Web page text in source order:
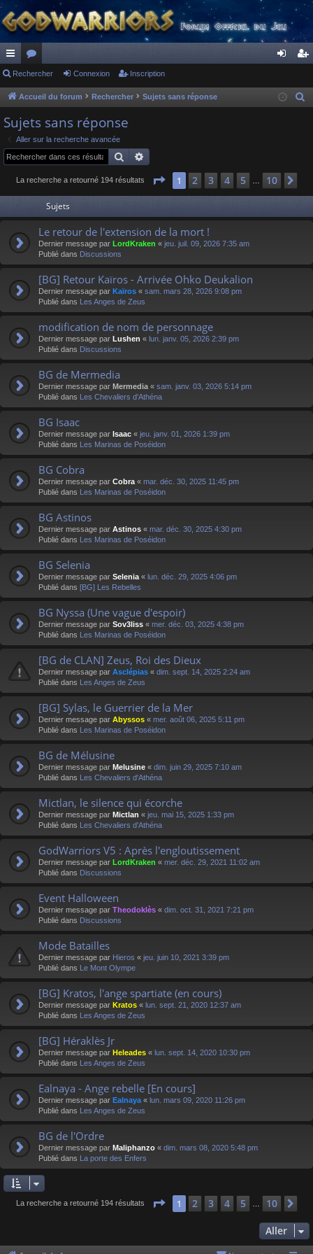
ac
co
ur
ci
s
or
u
s
ne cri
Rechercher Connexion Inscription
Accueil du forum Rechercher Sujets sans réponse
e
Sujets sans réponse
Aller sur la recherche avancée
Rechercher
La recherche a retourné 194 résultats Page 1sur 10
1 2 3 4 5 10
Sujets
Le retour de l'extension de la mort !
Dernier message par LordKraken « jeu. juil. 09, 2026 7:35 am
Publié dans Discussions
[BG] Retour Kaïros - Arrivée Ohko Deukalion
Dernier message par Kaïros « sam. mars 28, 2026 9:08 pm
Publié dans Les Anges de Zeus
modification de nom de personnage
Dernier message par Lushen « lun. janv. 05, 2026 2:39 pm
Publié dans Discussions
BG de Mermedia
Dernier message par Mermedia « sam. janv. 03, 2026 5:14 pm
Publié dans Les Chevaliers d'Athéna
BG Isaac
Dernier message par Isaac « jeu. janv. 01, 2026 1:39 pm
Publié dans Les Marinas de Poséidon
BG Cobra
Dernier message par Cobra « mar. déc. 30, 2025 11:45 pm
Publié dans Les Marinas de Poséidon
BG Astinos
Dernier message par Astinos « mar. déc. 30, 2025 4:30 pm
Publié dans Les Marinas de Poséidon
BG Selenia
Dernier message par Selenia « lun. déc. 29, 2025 4:06 pm
Publié dans [BG] Les Rebelles
BG Nyssa (Une vague d'espoir)
Dernier message par Sov3liss « mer. déc. 03, 2025 4:38 pm
Publié dans Les Marinas de Poséidon
[BG de CLAN] Zeus, Roi des Dieux
Dernier message par Asclépias « dim. sept. 14, 2025 2:24 am
Publié dans Les Anges de Zeus
[BG] Sylas, le Guerrier de la Mer
Dernier message par Abyssos « mer. août 06, 2025 5:11 pm
Publié dans Les Marinas de Poséidon
BG de Mélusine
Dernier message par Melusine « dim. juin 29, 2025 7:10 am
Publié dans Les Chevaliers d'Athéna
Mictlan, le silence qui écorche
Dernier message par Mictlan « jeu. mai 15, 2025 1:33 pm
Publié dans Les Chevaliers d'Athéna
GodWarriors V5 : Après l'engloutissement
Dernier message par LordKraken « mer. déc. 29, 2021 11:02 am
Publié dans Discussions
Event Halloween
Dernier message par Theodoklès « dim. oct. 31, 2021 7:21 pm
Publié dans Discussions
Mode Batailles
Dernier message par Hieros « jeu. juin 10, 2021 3:39 pm
Publié dans Le Mont Olympe
[BG] Kratos, l'ange spartiate (en cours)
Dernier message par Kratos « lun. sept. 21, 2020 12:37 am
Publié dans Les Anges de Zeus
[BG] Héraklès Jr
Dernier message par Heleades « lun. sept. 14, 2020 10:30 pm
Publié dans Les Anges de Zeus
Ealnaya - Ange rebelle [En cours]
Dernier message par Ealnaya « lun. mars 09, 2020 11:26 pm
Publié dans Les Anges de Zeus
BG de l'Ordre
Dernier message par Maliphanzo « dim. mars 08, 2020 5:48 pm
Publié dans La porte des Enfers
La recherche a retourné 194 résultats Page 1sur 10
1 2 3 4 5 10
Aller